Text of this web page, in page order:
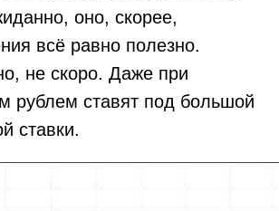
оно, скорее,
всё равно полезно.
не скоро. Даже при
рублем ставят под большой
ставки.